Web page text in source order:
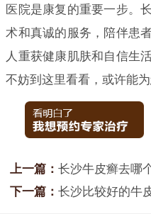
医院是康复的重要一步。
术和真诚的服务，陪伴患
人重获健康肌肤和自信生
不妨到这里看看，或许能为
上一篇： 长沙牛皮癣去哪
下一篇： 长沙比较好的牛